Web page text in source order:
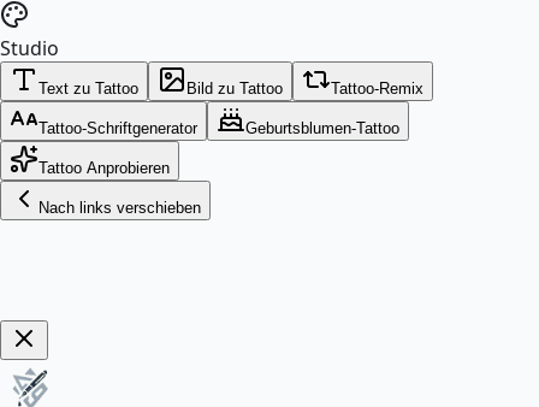
Studio
Text zu Tattoo Bild zu Tattoo Tattoo-Remix
Tattoo-Schriftgenerator Geburtsblumen-Tattoo
Tattoo Anprobieren
Nach links verschieben